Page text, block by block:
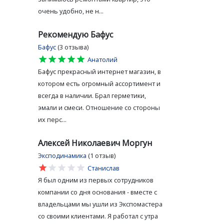
очень удобно, не н...
Рекомендую Бафус
Бафус (3 отзыва)
star
star
star
star
star
Анатолий
Бафус прекрасный интернет магазин, в
котором есть огромный ассортимент и
всегда в наличии. Брал герметики,
эмали и смеси. Отношение со стороны
их перс...
Алексей Николаевич Моргун
Эксподинамика (1 отзыв)
star
star
star
star
star
Станислав
Я был одним из первых сотрудников
компании со дня основания - вместе с
владельцами мы ушли из Экспомастера
со своими клиентами. Я работал с утра